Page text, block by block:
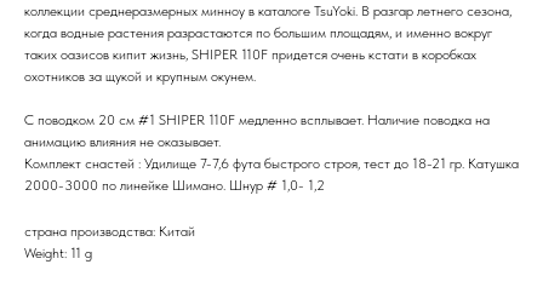
коллекции среднеразмерных минноу в каталоге TsuYoki. В разгар летнего сезона,
когда водные растения разрастаются по большим площадям, и именно вокруг
таких оазисов кипит жизнь, SHIPER 110F придется очень кстати в коробках
охотников за щукой и крупным окунем.
С поводком 20 см #1 SHIPER 110F медленно всплывает. Наличие поводка на
анимацию влияния не оказывает.
Комплект снастей : Удилище 7-7,6 фута быстрого строя, тест до 18-21 гр. Катушка
2000-3000 по линейке Шимано. Шнур # 1,0- 1,2
страна производства: Китай
Weight: 11 g